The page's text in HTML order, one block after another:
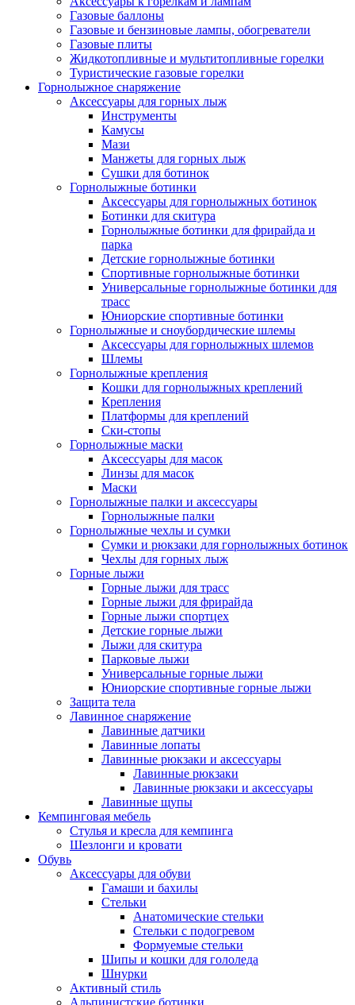
Газовые баллоны
Газовые и бензиновые лампы, обогреватели
Газовые плиты
Жидкотопливные и мультитопливные горелки
Туристические газовые горелки
Горнолыжное снаряжение
Аксессуары для горных лыж
Инструменты
Камусы
Мази
Манжеты для горных лыж
Сушки для ботинок
Горнолыжные ботинки
Аксессуары для горнолыжных ботинок
Ботинки для скитура
Горнолыжные ботинки для фрирайда и
парка
Детские горнолыжные ботинки
Спортивные горнолыжные ботинки
Универсальные горнолыжные ботинки для
трасс
Юниорские спортивные ботинки
Горнолыжные и сноубордические шлемы
Аксессуары для горнолыжных шлемов
Шлемы
Горнолыжные крепления
Кошки для горнолыжных креплений
Крепления
Платформы для креплений
Ски-стопы
Горнолыжные маски
Аксессуары для масок
Линзы для масок
Маски
Горнолыжные палки и аксессуары
Горнолыжные палки
Горнолыжные чехлы и сумки
Сумки и рюкзаки для горнолыжных ботинок
Чехлы для горных лыж
Горные лыжи
Горные лыжи для трасс
Горные лыжи для фрирайда
Горные лыжи спортцех
Детские горные лыжи
Лыжи для скитура
Парковые лыжи
Универсальные горные лыжи
Юниорские спортивные горные лыжи
Защита тела
Лавинное снаряжение
Лавинные датчики
Лавинные лопаты
Лавинные рюкзаки и аксессуары
Лавинные рюкзаки
Лавинные рюкзаки и аксессуары
Лавинные щупы
Кемпинговая мебель
Стулья и кресла для кемпинга
Шезлонги и кровати
Обувь
Аксессуары для обуви
Гамаши и бахилы
Стельки
Анатомические стельки
Стельки с подогревом
Формуемые стельки
Шипы и кошки для гололеда
Шнурки
Активный стиль
Альпинистские ботинки